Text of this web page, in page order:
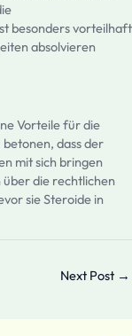
besonders vorteilhaft
absolvieren
Vorteile für die
dass der
mit sich bringen
über die rechtlichen
sie Steroide in
Next Post →